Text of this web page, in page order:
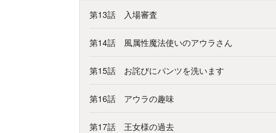
第13話 入場審査
第14話 風属性魔法使いのアウラさん
第15話 お詫びにパンツを洗います
第16話 アウラの趣味
第17話 王女様の過去